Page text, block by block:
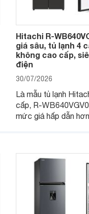
Hitachi R-
giá sâu, tủ lạnh 4
không cao cấp,
điện
30/07/2026
Là mẫu tủ lạnh
cấp, R-
mức giá hấp dẫn
nhiều công nghệ.